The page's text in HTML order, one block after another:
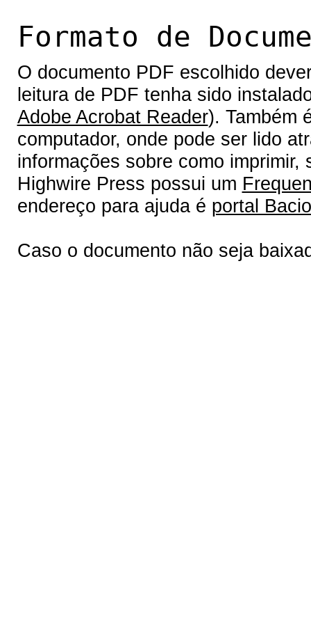
Formato de
O documento PDF escolhido
leitura de PDF tenha sido
Adobe Acrobat Reader). Também
computador, onde pode ser lido
informações sobre como
Highwire Press possui um
endereço para ajuda é portal
Caso o documento não seja